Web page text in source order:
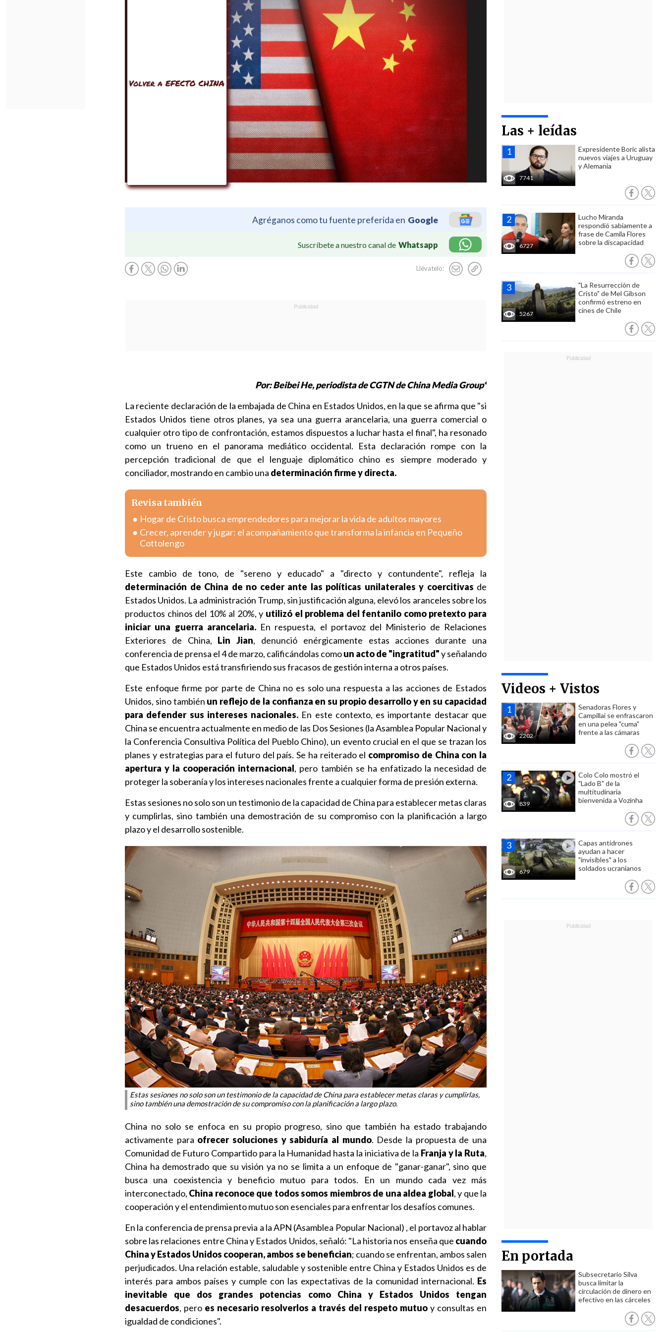
Agréganos como tu fuente preferida en Google
Suscríbete a nuestro canal de Whatsapp
Llévatelo:
Las + leídas
7741
Expresidente Boric alista
nuevos viajes a Uruguay
y Alemania
6727
Lucho Miranda
respondió sabiamente a
frase de Camila Flores
sobre la discapacidad
5267
"La Resurrección de
Cristo" de Mel Gibson
confirmó estreno en
cines de Chile
Videos + Vistos
2202
Senadoras Flores y
Campillai se enfrascaron
en una pelea "cuma"
frente a las cámaras
839
Colo Colo mostró el
"Lado B" de la
multitudinaria
bienvenida a Vozinha
679
Capas antidrones
ayudan a hacer
"invisibles" a los
soldados ucranianos
En portada
Subsecretario Silva
busca limitar la
circulación de dinero en
efectivo en las cárceles
Por: Beibei He, periodista de CGTN de China Media Group*
La reciente declaración de la embajada de China en Estados Unidos, en la que se afirma que "si
Estados Unidos tiene otros planes, ya sea una guerra arancelaria, una guerra comercial o
cualquier otro tipo de confrontación, estamos dispuestos a luchar hasta el final", ha resonado
como un trueno en el panorama mediático occidental. Esta declaración rompe con la
percepción tradicional de que el lenguaje diplomático chino es siempre moderado y
conciliador, mostrando en cambio una determinación firme y directa.
Revisa también
Hogar de Cristo busca emprendedores para mejorar la vida de adultos mayores
Crecer, aprender y jugar: el acompañamiento que transforma la infancia en Pequeño
Cottolengo
Este cambio de tono, de "sereno y educado" a "directo y contundente", refleja la
determinación de China de no ceder ante las políticas unilaterales y coercitivas de
Estados Unidos. La administración Trump, sin justificación alguna, elevó los aranceles sobre los
productos chinos del 10% al 20%, y utilizó el problema del fentanilo como pretexto para
iniciar una guerra arancelaria.En respuesta, el portavoz del Ministerio de Relaciones
Exteriores de China, Lin Jian, denunció enérgicamente estas acciones durante una
conferencia de prensa el 4 de marzo, calificándolas comoun acto de "ingratitud"y señalando
que Estados Unidos está transfiriendo sus fracasos de gestión interna a otros países.
Este enfoque firme por parte de China no es solo una respuesta a las acciones de Estados
Unidos, sino también un reflejo de la confianza en su propio desarrollo y en su capacidad
para defender sus intereses nacionales. En este contexto, es importante destacar que
China se encuentra actualmente en medio de las Dos Sesiones (la Asamblea Popular Nacional y
la Conferencia Consultiva Política del Pueblo Chino), un evento crucial en el que se trazan los
planes y estrategias para el futuro del país. Se ha reiterado el compromiso de China con la
apertura y la cooperación internacional, pero también se ha enfatizado la necesidad de
proteger la soberanía y los intereses nacionales frente a cualquier forma de presión externa.
Estas sesiones no solo son un testimonio de la capacidad de China para establecer metas claras
y cumplirlas, sino también una demostración de su compromiso con la planificación a largo
plazo y el desarrollo sostenible.
Estas sesiones no solo son un testimonio de la capacidad de China para establecer metas claras y cumplirlas,
sino también una demostración de su compromiso con la planificación a largo plazo.
China no solo se enfoca en su propio progreso, sino que también ha estado trabajando
activamente para ofrecer soluciones y sabiduría al mundo. Desde la propuesta de una
Comunidad de Futuro Compartido para la Humanidad hasta la iniciativa de la Franja y la Ruta,
China ha demostrado que su visión ya no se limita a un enfoque de "ganar-ganar", sino que
busca una coexistencia y beneficio mutuo para todos. En un mundo cada vez más
interconectado, China reconoce que todos somos miembros de una aldea global, y que la
cooperación y el entendimiento mutuo son esenciales para enfrentar los desafíos comunes.
En la conferencia de prensa previa a la APN (Asamblea Popular Nacional) , el portavoz al hablar
sobre las relaciones entre China y Estados Unidos, señaló: "La historia nos enseña que cuando
China y Estados Unidos cooperan, ambos se benefician; cuando se enfrentan, ambos salen
perjudicados. Una relación estable, saludable y sostenible entre China y Estados Unidos es de
interés para ambos países y cumple con las expectativas de la comunidad internacional. Es
inevitable que dos grandes potencias como China y Estados Unidos tengan
desacuerdos, pero es necesario resolverlos a través del respeto mutuo y consultas en
igualdad de condiciones".